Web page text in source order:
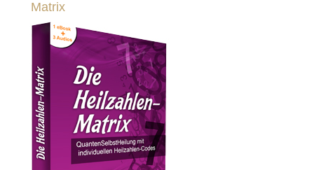
Matrix